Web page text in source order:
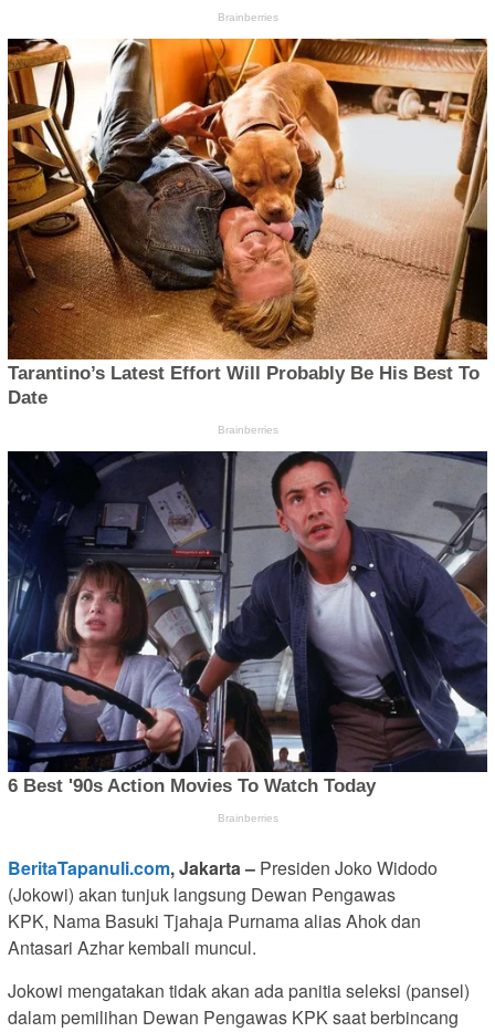
BeritaTapanuli.com, Jakarta – Presiden Joko Widodo
(Jokowi) akan tunjuk langsung Dewan Pengawas
KPK, Nama Basuki Tjahaja Purnama alias Ahok dan
Antasari Azhar kembali muncul.
Jokowi mengatakan tidak akan ada panitia seleksi (pansel)
dalam pemilihan Dewan Pengawas KPK saat berbincang